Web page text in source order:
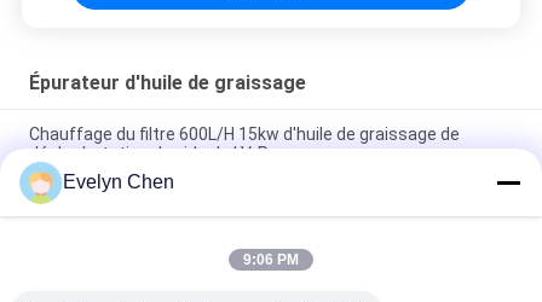
Épurateur d'huile de graissage
Chauffage du filtre 600L/H 15kw d'huile de graissage de
déshydratation de vide de LV-P
Épurateur léger d'huile de graissage avec la structure 50Hz
d'acier inoxydable
Machine de purification d'huile résistante au feu pour le
Evelyn Chen
9:06 PM